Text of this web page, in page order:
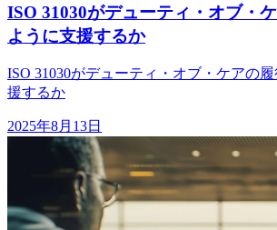
ISO 31030がデューティ・オブ・
ように支援するか
ISO 31030がデューティ・オブ・ケアの
援するか
2025年8月13日